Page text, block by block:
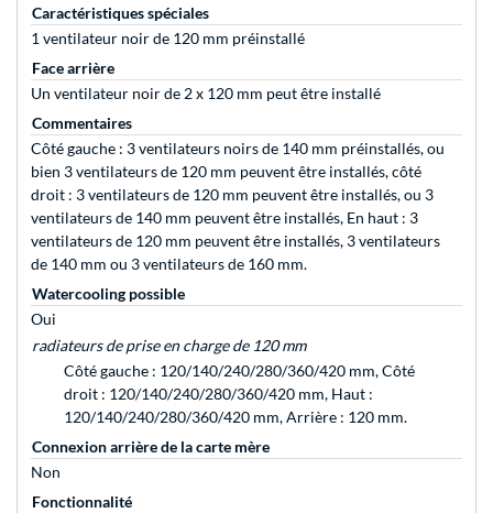
Caractéristiques spéciales
1 ventilateur noir de 120 mm préinstallé
Face arrière
Un ventilateur noir de 2 x 120 mm peut être installé
Commentaires
Côté gauche : 3 ventilateurs noirs de 140 mm préinstallés, ou
bien 3 ventilateurs de 120 mm peuvent être installés, côté
droit : 3 ventilateurs de 120 mm peuvent être installés, ou 3
ventilateurs de 140 mm peuvent être installés, En haut : 3
ventilateurs de 120 mm peuvent être installés, 3 ventilateurs
de 140 mm ou 3 ventilateurs de 160 mm.
Watercooling possible
Oui
radiateurs de prise en charge de 120 mm
Côté gauche : 120/140/240/280/360/420 mm, Côté
droit : 120/140/240/280/360/420 mm, Haut :
120/140/240/280/360/420 mm, Arrière : 120 mm.
Connexion arrière de la carte mère
Non
Fonctionnalité